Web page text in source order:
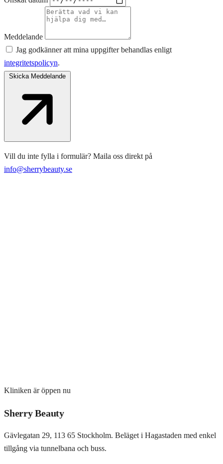
Meddelande
Jag godkänner att mina uppgifter behandlas enligt
integritetspolicyn.
Vill du inte fylla i formulär? Maila oss direkt på
info@sherrybeauty.se
Kliniken är öppen nu
Sherry Beauty
Gävlegatan 29, 113 65 Stockholm. Beläget i Hagastaden med enkel
tillgång via tunnelbana och buss.